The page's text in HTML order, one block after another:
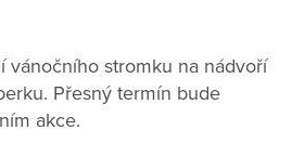
vánočního stromku na nádvoří
Přesný termín bude
akce.